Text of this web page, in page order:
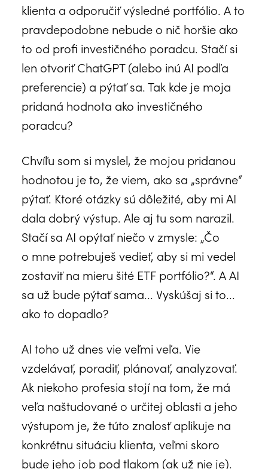
klienta a odporučiť výsledné portfólio. A to
pravdepodobne nebude o nič horšie ako
to od profi investičného poradcu. Stačí si
len otvoriť ChatGPT (alebo inú AI podľa
preferencie) a pýtať sa. Tak kde je moja
pridaná hodnota ako investičného
poradcu?
Chvíľu som si myslel, že mojou pridanou
hodnotou je to, že viem, ako sa „správne“
pýtať. Ktoré otázky sú dôležité, aby mi AI
dala dobrý výstup. Ale aj tu som narazil.
Stačí sa AI opýtať niečo v zmysle: „Čo
o mne potrebuješ vedieť, aby si mi vedel
zostaviť na mieru šité ETF portfólio?“. A AI
sa už bude pýtať sama... Vyskúšaj si to...
ako to dopadlo?
AI toho už dnes vie veľmi veľa. Vie
vzdelávať, poradiť, plánovať, analyzovať.
Ak niekoho profesia stojí na tom, že má
veľa naštudované o určitej oblasti a jeho
výstupom je, že túto znalosť aplikuje na
konkrétnu situáciu klienta, veľmi skoro
bude jeho job pod tlakom (ak už nie je).